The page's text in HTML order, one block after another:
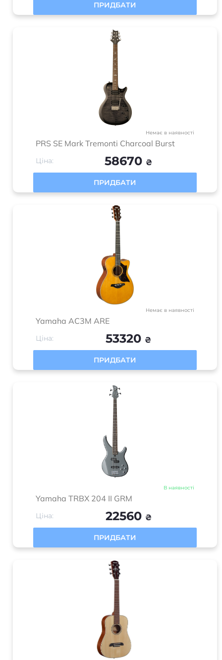
House" - магазин музичних інструментів
Пн-Пт: 09:30–18:30
Сб: 10:00–16:00
Нд: Вихідний
Працюємо з 2017-2025 року | Всі права захищені | “Music
House” – магазин музичних інструментів у Львові